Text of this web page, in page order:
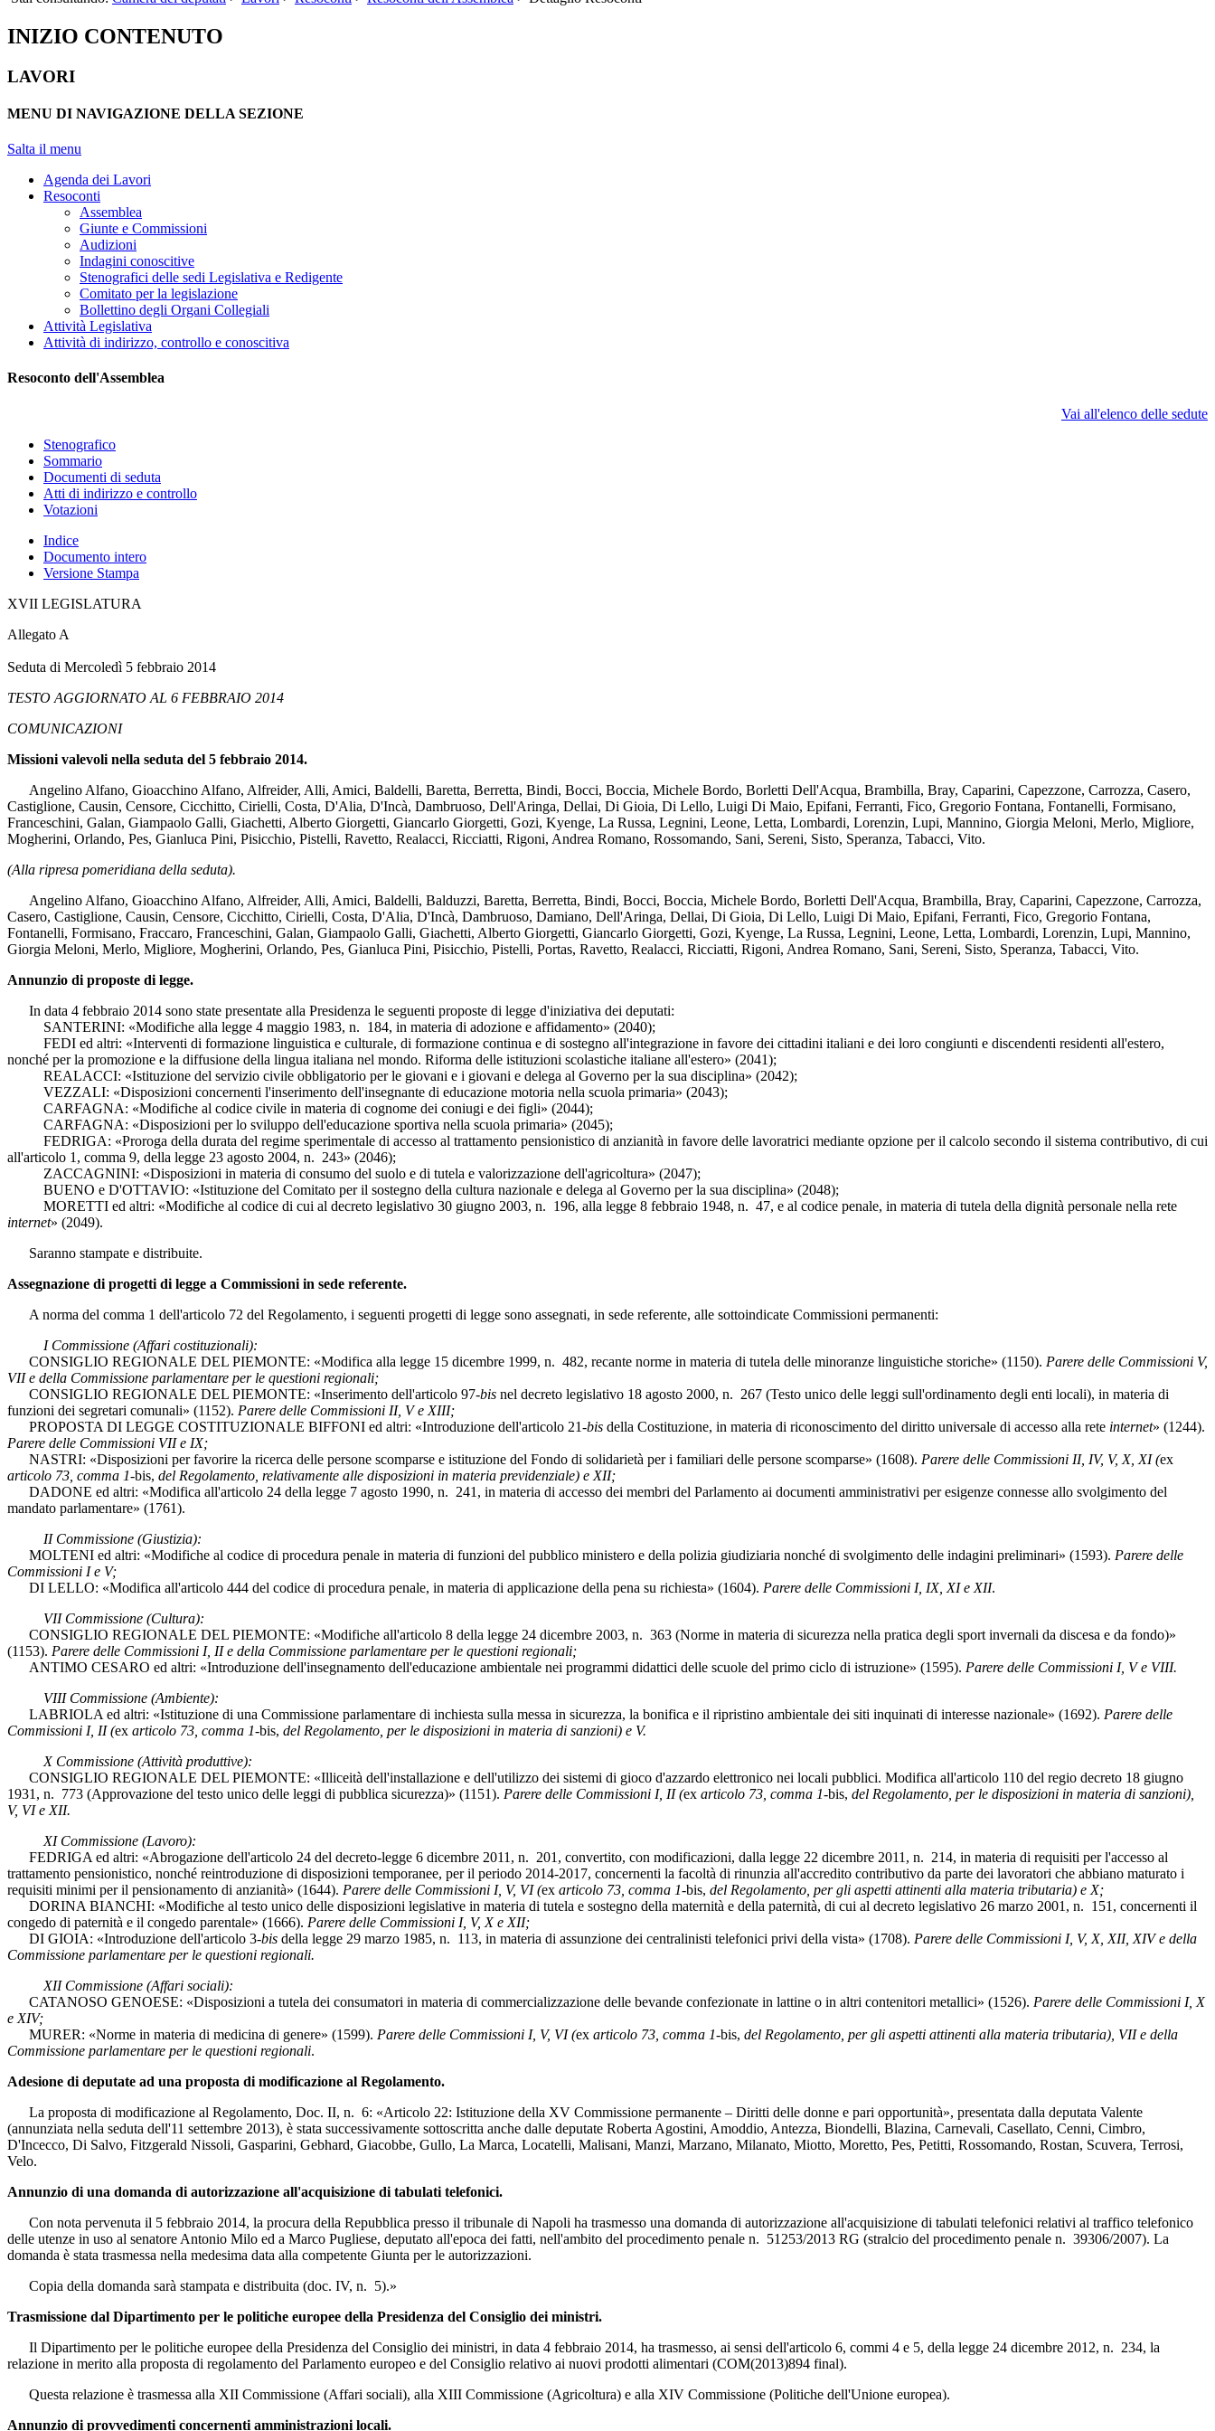
INIZIO CONTENUTO
LAVORI
MENU DI NAVIGAZIONE DELLA SEZIONE
Salta il menu
Agenda dei Lavori
Resoconti
Assemblea
Giunte e Commissioni
Audizioni
Indagini conoscitive
Stenografici delle sedi Legislativa e Redigente
Comitato per la legislazione
Bollettino degli Organi Collegiali
Attività Legislativa
Attività di indirizzo, controllo e conoscitiva
Resoconto dell'Assemblea
Vai all'elenco delle sedute
Stenografico
Sommario
Documenti di seduta
Atti di indirizzo e controllo
Votazioni
Indice
Documento intero
Versione Stampa
XVII LEGISLATURA
Allegato A
Seduta di Mercoledì 5 febbraio 2014
TESTO AGGIORNATO AL 6 FEBBRAIO 2014
COMUNICAZIONI
Missioni valevoli nella seduta del 5 febbraio 2014.
Angelino Alfano, Gioacchino Alfano, Alfreider, Alli, Amici, Baldelli, Baretta, Berretta, Bindi, Bocci, Boccia, Michele Bordo, Borletti Dell'Acqua, Brambilla, Bray, Caparini, Capezzone, Carrozza, Casero,
Castiglione, Causin, Censore, Cicchitto, Cirielli, Costa, D'Alia, D'Incà, Dambruoso, Dell'Aringa, Dellai, Di Gioia, Di Lello, Luigi Di Maio, Epifani, Ferranti, Fico, Gregorio Fontana, Fontanelli, Formisano,
Franceschini, Galan, Giampaolo Galli, Giachetti, Alberto Giorgetti, Giancarlo Giorgetti, Gozi, Kyenge, La Russa, Legnini, Leone, Letta, Lombardi, Lorenzin, Lupi, Mannino, Giorgia Meloni, Merlo, Migliore,
Mogherini, Orlando, Pes, Gianluca Pini, Pisicchio, Pistelli, Ravetto, Realacci, Ricciatti, Rigoni, Andrea Romano, Rossomando, Sani, Sereni, Sisto, Speranza, Tabacci, Vito.
(Alla ripresa pomeridiana della seduta).
Angelino Alfano, Gioacchino Alfano, Alfreider, Alli, Amici, Baldelli, Balduzzi, Baretta, Berretta, Bindi, Bocci, Boccia, Michele Bordo, Borletti Dell'Acqua, Brambilla, Bray, Caparini, Capezzone, Carrozza,
Casero, Castiglione, Causin, Censore, Cicchitto, Cirielli, Costa, D'Alia, D'Incà, Dambruoso, Damiano, Dell'Aringa, Dellai, Di Gioia, Di Lello, Luigi Di Maio, Epifani, Ferranti, Fico, Gregorio Fontana,
Fontanelli, Formisano, Fraccaro, Franceschini, Galan, Giampaolo Galli, Giachetti, Alberto Giorgetti, Giancarlo Giorgetti, Gozi, Kyenge, La Russa, Legnini, Leone, Letta, Lombardi, Lorenzin, Lupi, Mannino,
Giorgia Meloni, Merlo, Migliore, Mogherini, Orlando, Pes, Gianluca Pini, Pisicchio, Pistelli, Portas, Ravetto, Realacci, Ricciatti, Rigoni, Andrea Romano, Sani, Sereni, Sisto, Speranza, Tabacci, Vito.
Annunzio di proposte di legge.
In data 4 febbraio 2014 sono state presentate alla Presidenza le seguenti proposte di legge d'iniziativa dei deputati:
SANTERINI: «Modifiche alla legge 4 maggio 1983, n. 184, in materia di adozione e affidamento» (2040);
FEDI ed altri: «Interventi di formazione linguistica e culturale, di formazione continua e di sostegno all'integrazione in favore dei cittadini italiani e dei loro congiunti e discendenti residenti all'estero,
nonché per la promozione e la diffusione della lingua italiana nel mondo. Riforma delle istituzioni scolastiche italiane all'estero» (2041);
REALACCI: «Istituzione del servizio civile obbligatorio per le giovani e i giovani e delega al Governo per la sua disciplina» (2042);
VEZZALI: «Disposizioni concernenti l'inserimento dell'insegnante di educazione motoria nella scuola primaria» (2043);
CARFAGNA: «Modifiche al codice civile in materia di cognome dei coniugi e dei figli» (2044);
CARFAGNA: «Disposizioni per lo sviluppo dell'educazione sportiva nella scuola primaria» (2045);
FEDRIGA: «Proroga della durata del regime sperimentale di accesso al trattamento pensionistico di anzianità in favore delle lavoratrici mediante opzione per il calcolo secondo il sistema contributivo, di cui
all'articolo 1, comma 9, della legge 23 agosto 2004, n. 243» (2046);
ZACCAGNINI: «Disposizioni in materia di consumo del suolo e di tutela e valorizzazione dell'agricoltura» (2047);
BUENO e D'OTTAVIO: «Istituzione del Comitato per il sostegno della cultura nazionale e delega al Governo per la sua disciplina» (2048);
MORETTI ed altri: «Modifiche al codice di cui al decreto legislativo 30 giugno 2003, n. 196, alla legge 8 febbraio 1948, n. 47, e al codice penale, in materia di tutela della dignità personale nella rete
internet» (2049).
Saranno stampate e distribuite.
Assegnazione di progetti di legge a Commissioni in sede referente.
A norma del comma 1 dell'articolo 72 del Regolamento, i seguenti progetti di legge sono assegnati, in sede referente, alle sottoindicate Commissioni permanenti:
I Commissione (Affari costituzionali):
CONSIGLIO REGIONALE DEL PIEMONTE: «Modifica alla legge 15 dicembre 1999, n. 482, recante norme in materia di tutela delle minoranze linguistiche storiche» (1150). Parere delle Commissioni V,
VII e della Commissione parlamentare per le questioni regionali;
CONSIGLIO REGIONALE DEL PIEMONTE: «Inserimento dell'articolo 97-bis nel decreto legislativo 18 agosto 2000, n. 267 (Testo unico delle leggi sull'ordinamento degli enti locali), in materia di
funzioni dei segretari comunali» (1152). Parere delle Commissioni II, V e XIII;
PROPOSTA DI LEGGE COSTITUZIONALE BIFFONI ed altri: «Introduzione dell'articolo 21-bis della Costituzione, in materia di riconoscimento del diritto universale di accesso alla rete internet» (1244).
Parere delle Commissioni VII e IX;
NASTRI: «Disposizioni per favorire la ricerca delle persone scomparse e istituzione del Fondo di solidarietà per i familiari delle persone scomparse» (1608). Parere delle Commissioni II, IV, V, X, XI (ex
articolo 73, comma 1-bis, del Regolamento, relativamente alle disposizioni in materia previdenziale) e XII;
DADONE ed altri: «Modifica all'articolo 24 della legge 7 agosto 1990, n. 241, in materia di accesso dei membri del Parlamento ai documenti amministrativi per esigenze connesse allo svolgimento del
mandato parlamentare» (1761).
II Commissione (Giustizia):
MOLTENI ed altri: «Modifiche al codice di procedura penale in materia di funzioni del pubblico ministero e della polizia giudiziaria nonché di svolgimento delle indagini preliminari» (1593). Parere delle
Commissioni I e V;
DI LELLO: «Modifica all'articolo 444 del codice di procedura penale, in materia di applicazione della pena su richiesta» (1604). Parere delle Commissioni I, IX, XI e XII.
VII Commissione (Cultura):
CONSIGLIO REGIONALE DEL PIEMONTE: «Modifiche all'articolo 8 della legge 24 dicembre 2003, n. 363 (Norme in materia di sicurezza nella pratica degli sport invernali da discesa e da fondo)»
(1153). Parere delle Commissioni I, II e della Commissione parlamentare per le questioni regionali;
ANTIMO CESARO ed altri: «Introduzione dell'insegnamento dell'educazione ambientale nei programmi didattici delle scuole del primo ciclo di istruzione» (1595). Parere delle Commissioni I, V e VIII.
VIII Commissione (Ambiente):
LABRIOLA ed altri: «Istituzione di una Commissione parlamentare di inchiesta sulla messa in sicurezza, la bonifica e il ripristino ambientale dei siti inquinati di interesse nazionale» (1692). Parere delle
Commissioni I, II (ex articolo 73, comma 1-bis, del Regolamento, per le disposizioni in materia di sanzioni) e V.
X Commissione (Attività produttive):
CONSIGLIO REGIONALE DEL PIEMONTE: «Illiceità dell'installazione e dell'utilizzo dei sistemi di gioco d'azzardo elettronico nei locali pubblici. Modifica all'articolo 110 del regio decreto 18 giugno
1931, n. 773 (Approvazione del testo unico delle leggi di pubblica sicurezza)» (1151). Parere delle Commissioni I, II (ex articolo 73, comma 1-bis, del Regolamento, per le disposizioni in materia di sanzioni),
V, VI e XII.
XI Commissione (Lavoro):
FEDRIGA ed altri: «Abrogazione dell'articolo 24 del decreto-legge 6 dicembre 2011, n. 201, convertito, con modificazioni, dalla legge 22 dicembre 2011, n. 214, in materia di requisiti per l'accesso al
trattamento pensionistico, nonché reintroduzione di disposizioni temporanee, per il periodo 2014-2017, concernenti la facoltà di rinunzia all'accredito contributivo da parte dei lavoratori che abbiano maturato i
requisiti minimi per il pensionamento di anzianità» (1644). Parere delle Commissioni I, V, VI (ex articolo 73, comma 1-bis, del Regolamento, per gli aspetti attinenti alla materia tributaria) e X;
DORINA BIANCHI: «Modifiche al testo unico delle disposizioni legislative in materia di tutela e sostegno della maternità e della paternità, di cui al decreto legislativo 26 marzo 2001, n. 151, concernenti il
congedo di paternità e il congedo parentale» (1666). Parere delle Commissioni I, V, X e XII;
DI GIOIA: «Introduzione dell'articolo 3-bis della legge 29 marzo 1985, n. 113, in materia di assunzione dei centralinisti telefonici privi della vista» (1708). Parere delle Commissioni I, V, X, XII, XIV e della
Commissione parlamentare per le questioni regionali.
XII Commissione (Affari sociali):
CATANOSO GENOESE: «Disposizioni a tutela dei consumatori in materia di commercializzazione delle bevande confezionate in lattine o in altri contenitori metallici» (1526). Parere delle Commissioni I, X
e XIV;
MURER: «Norme in materia di medicina di genere» (1599). Parere delle Commissioni I, V, VI (ex articolo 73, comma 1-bis, del Regolamento, per gli aspetti attinenti alla materia tributaria), VII e della
Commissione parlamentare per le questioni regionali.
Adesione di deputate ad una proposta di modificazione al Regolamento.
La proposta di modificazione al Regolamento, Doc. II, n. 6: «Articolo 22: Istituzione della XV Commissione permanente – Diritti delle donne e pari opportunità», presentata dalla deputata Valente
(annunziata nella seduta dell'11 settembre 2013), è stata successivamente sottoscritta anche dalle deputate Roberta Agostini, Amoddio, Antezza, Biondelli, Blazina, Carnevali, Casellato, Cenni, Cimbro,
D'Incecco, Di Salvo, Fitzgerald Nissoli, Gasparini, Gebhard, Giacobbe, Gullo, La Marca, Locatelli, Malisani, Manzi, Marzano, Milanato, Miotto, Moretto, Pes, Petitti, Rossomando, Rostan, Scuvera, Terrosi,
Velo.
Annunzio di una domanda di autorizzazione all'acquisizione di tabulati telefonici.
Con nota pervenuta il 5 febbraio 2014, la procura della Repubblica presso il tribunale di Napoli ha trasmesso una domanda di autorizzazione all'acquisizione di tabulati telefonici relativi al traffico telefonico
delle utenze in uso al senatore Antonio Milo ed a Marco Pugliese, deputato all'epoca dei fatti, nell'ambito del procedimento penale n. 51253/2013 RG (stralcio del procedimento penale n. 39306/2007). La
domanda è stata trasmessa nella medesima data alla competente Giunta per le autorizzazioni.
Copia della domanda sarà stampata e distribuita (doc. IV, n. 5).»
Trasmissione dal Dipartimento per le politiche europee della Presidenza del Consiglio dei ministri.
Il Dipartimento per le politiche europee della Presidenza del Consiglio dei ministri, in data 4 febbraio 2014, ha trasmesso, ai sensi dell'articolo 6, commi 4 e 5, della legge 24 dicembre 2012, n. 234, la
relazione in merito alla proposta di regolamento del Parlamento europeo e del Consiglio relativo ai nuovi prodotti alimentari (COM(2013)894 final).
Questa relazione è trasmessa alla XII Commissione (Affari sociali), alla XIII Commissione (Agricoltura) e alla XIV Commissione (Politiche dell'Unione europea).
Annunzio di provvedimenti concernenti amministrazioni locali.